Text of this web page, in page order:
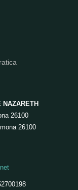
NAZARETH
26100
26100